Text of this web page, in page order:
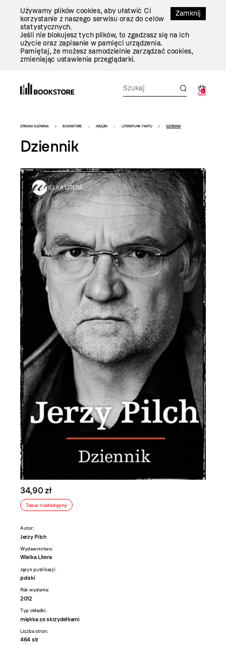
Zamknij
Używamy plików cookies, aby ułatwić Ci
korzystanie z naszego serwisu oraz do celów
statystycznych.
Jeśli nie blokujesz tych plików, to zgadzasz się na ich
użycie oraz zapisanie w pamięci urządzenia.
Pamiętaj, że możesz samodzielnie zarządzać cookies,
zmieniając ustawienia przeglądarki.
0
0,00
Bookstore
-
szablon
szczegóły
STRONA GŁÓWNA BOOKSTORE KSIĄŻKI LITERATURA FAKTU DZIENNIK
Dziennik
34,90 zł
Towar niedostępny
Autor:
Jerzy Pilch
Wydawnictwo:
Wielka Litera
Język publikacji:
polski
Rok wydania:
2012
Typ okładki:
miękka ze skrzydełkami
Liczba stron:
464 str